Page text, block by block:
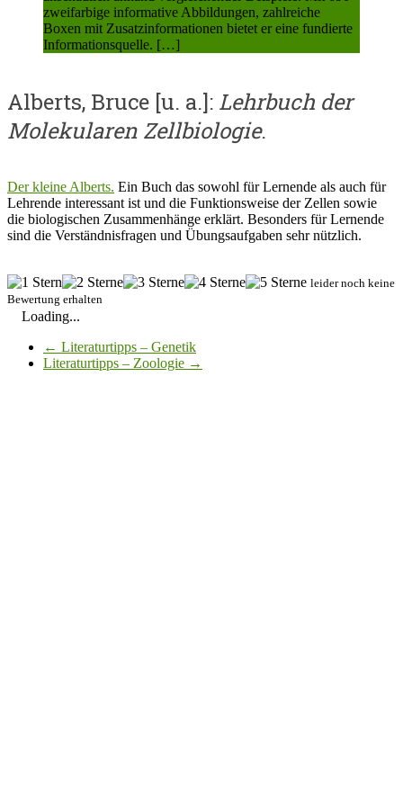
zweifarbige informative Abbildungen, zahlreiche
Boxen mit Zusatzinformationen bietet er eine fundierte
Informationsquelle. […]
Alberts, Bruce [u. a.]: Lehrbuch der
Molekularen Zellbiologie.
Der kleine Alberts. Ein Buch das sowohl für Lernende als auch für
Lehrende interessant ist und die Funktionsweise der Zellen sowie
die biologischen Zusammenhänge erklärt. Besonders für Lernende
sind die Verständnisfragen und Übungsaufgaben sehr nützlich.
leider noch keine
Bewertung erhalten
Loading...
← Literaturtipps – Genetik
Literaturtipps – Zoologie →